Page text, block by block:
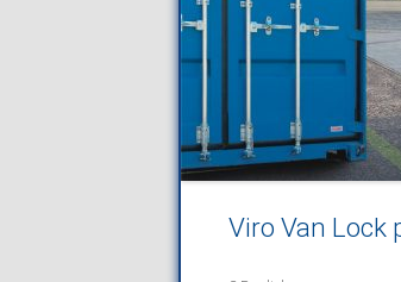
Viro Van Lock